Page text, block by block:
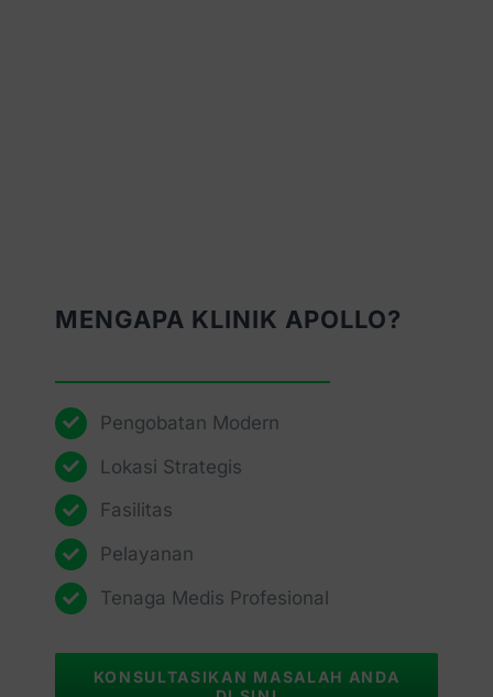
MENGAPA KLINIK APOLLO?
Pengobatan Modern
Lokasi Strategis
Fasilitas
Pelayanan
Tenaga Medis Profesional
KONSULTASIKAN MASALAH ANDA